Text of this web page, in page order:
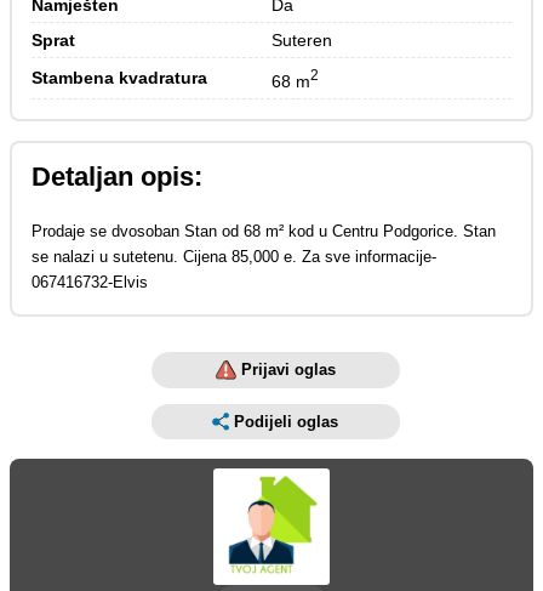
Namješten
Da
Sprat
Suteren
Stambena kvadratura
68 m2
Detaljan opis:
Prodaje se dvosoban Stan od 68 m² kod u Centru Podgorice. Stan
se nalazi u sutetenu. Cijena 85,000 e. Za sve informacije-
067416732-Elvis
Prijavi oglas
Podijeli oglas